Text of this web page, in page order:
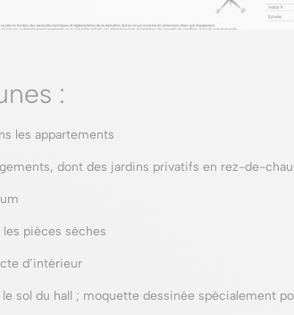
:
les appartements
dont des jardins privatifs en rez-de-
pièces sèches
d’intérieur
sol du hall ; moquette dessinée spécialement